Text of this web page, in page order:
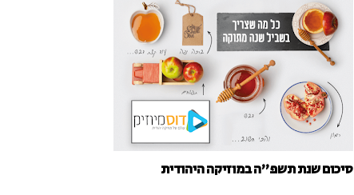
סיכום שנת תשפ"ה במוזיקה היהודית